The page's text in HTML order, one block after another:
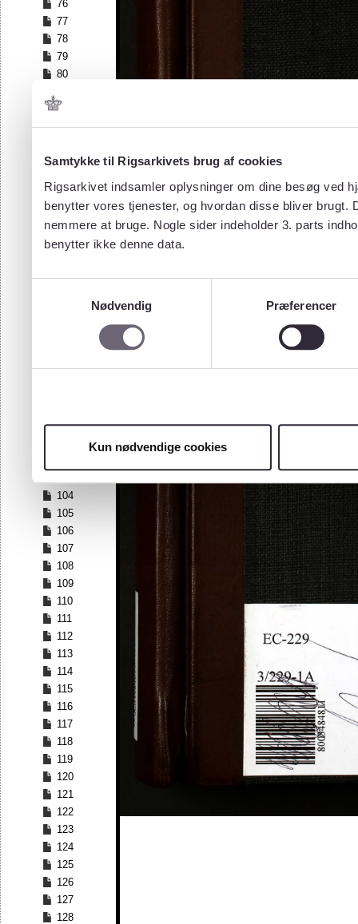
Samtykke til Rigsarkivets brug af cookies
Rigsarkivet indsamler oplysninger om dine besøg ved
benytter vores tjenester, og hvordan disse bliver
nemmere at bruge. Nogle sider indeholder 3. parts
benytter ikke denne data.
Nødvendig
Præferencer
Kun nødvendige cookies
76
77
78
79
80
82
83
85
87
88
89
90
97
100
104
105
106
107
108
109
110
111
112
113
114
115
116
117
118
119
120
121
122
123
124
125
126
127
128